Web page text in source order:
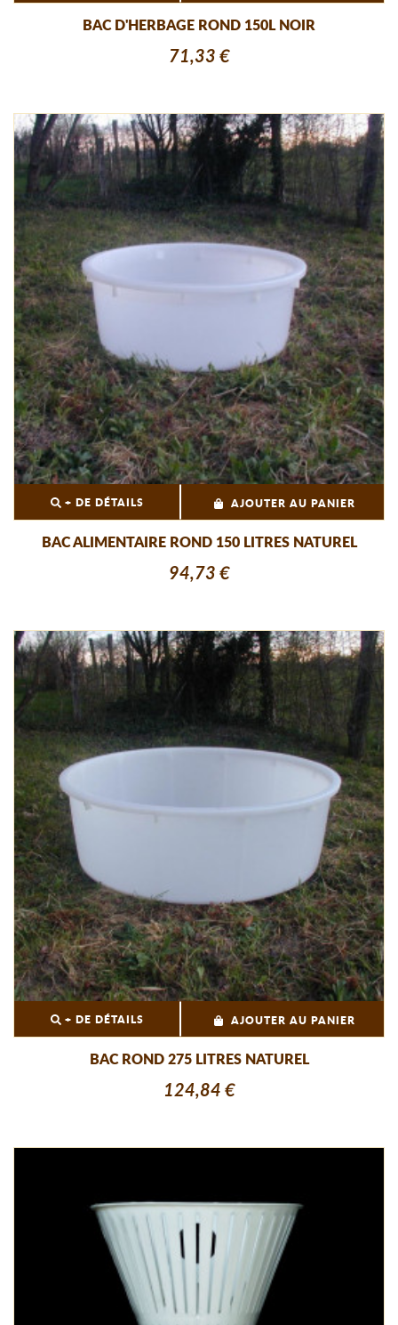
BAC D'HERBAGE ROND 150L NOIR
71,33 €
+ DE DÉTAILS AJOUTER AU PANIER
BAC ALIMENTAIRE ROND 150 LITRES NATUREL
94,73 €
+ DE DÉTAILS AJOUTER AU PANIER
BAC ROND 275 LITRES NATUREL
124,84 €